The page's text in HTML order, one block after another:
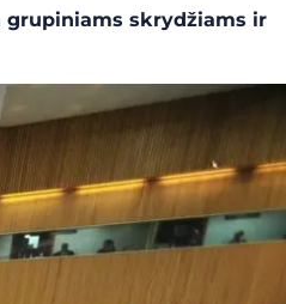
skrydžiams ir